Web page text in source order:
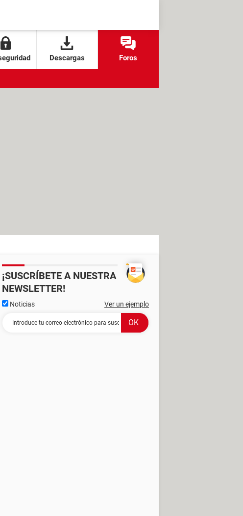
Descargas Foros
¡SUSCRÍBETE A NUESTRA
NEWSLETTER!
Noticias Ver un ejemplo